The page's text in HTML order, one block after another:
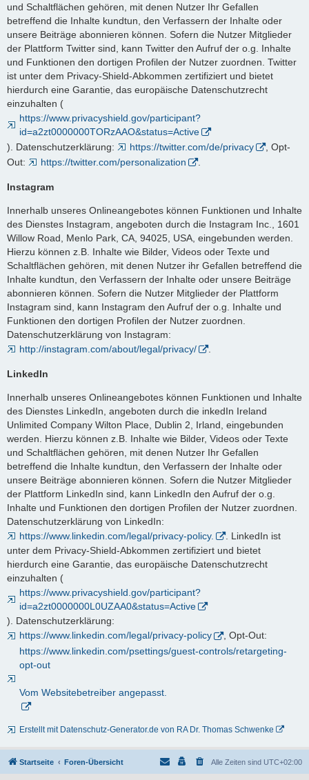
und Schaltflächen gehören, mit denen Nutzer Ihr Gefallen
betreffend die Inhalte kundtun, den Verfassern der Inhalte oder
unsere Beiträge abonnieren können. Sofern die Nutzer Mitglieder
der Plattform Twitter sind, kann Twitter den Aufruf der o.g. Inhalte
und Funktionen den dortigen Profilen der Nutzer zuordnen. Twitter
ist unter dem Privacy-Shield-Abkommen zertifiziert und bietet
hierdurch eine Garantie, das europäische Datenschutzrecht
einzuhalten (
https://www.privacyshield.gov/participant?
id=a2zt0000000TORzAAO&status=Active
). Datenschutzerklärung:
https://twitter.com/de/privacy
, Opt-
Out:
https://twitter.com/personalization .
Instagram
Innerhalb unseres Onlineangebotes können Funktionen und Inhalte
des Dienstes Instagram, angeboten durch die Instagram Inc., 1601
Willow Road, Menlo Park, CA, 94025, USA, eingebunden werden.
Hierzu können z.B. Inhalte wie Bilder, Videos oder Texte und
Schaltflächen gehören, mit denen Nutzer ihr Gefallen betreffend die
Inhalte kundtun, den Verfassern der Inhalte oder unsere Beiträge
abonnieren können. Sofern die Nutzer Mitglieder der Plattform
Instagram sind, kann Instagram den Aufruf der o.g. Inhalte und
Funktionen den dortigen Profilen der Nutzer zuordnen.
Datenschutzerklärung von Instagram:
http://instagram.com/about/legal/privacy/
.
LinkedIn
Innerhalb unseres Onlineangebotes können Funktionen und Inhalte
des Dienstes LinkedIn, angeboten durch die inkedIn Ireland
Unlimited Company Wilton Place, Dublin 2, Irland, eingebunden
werden. Hierzu können z.B. Inhalte wie Bilder, Videos oder Texte
und Schaltflächen gehören, mit denen Nutzer Ihr Gefallen
betreffend die Inhalte kundtun, den Verfassern der Inhalte oder
unsere Beiträge abonnieren können. Sofern die Nutzer Mitglieder
der Plattform LinkedIn sind, kann LinkedIn den Aufruf der o.g.
Inhalte und Funktionen den dortigen Profilen der Nutzer zuordnen.
Datenschutzerklärung von LinkedIn:
https://www.linkedin.com/legal/privacy-policy.
. LinkedIn ist
unter dem Privacy-Shield-Abkommen zertifiziert und bietet
hierdurch eine Garantie, das europäische Datenschutzrecht
einzuhalten (
https://www.privacyshield.gov/participant?
id=a2zt0000000L0UZAA0&status=Active
). Datenschutzerklärung:
https://www.linkedin.com/legal/privacy-policy
, Opt-Out:
https://www.linkedin.com/psettings/guest-controls/retargeting-
opt-out
Vom Websitebetreiber angepasst.
Erstellt mit Datenschutz-Generator.de von RA Dr. Thomas Schwenke
Startseite Foren-Übersicht Alle Zeiten sind UTC+02:00